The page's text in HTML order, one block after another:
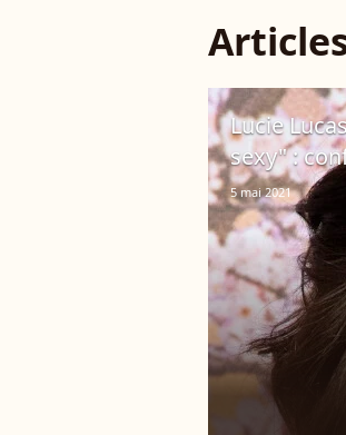
Lucie
sexy" :
5 mai 2021